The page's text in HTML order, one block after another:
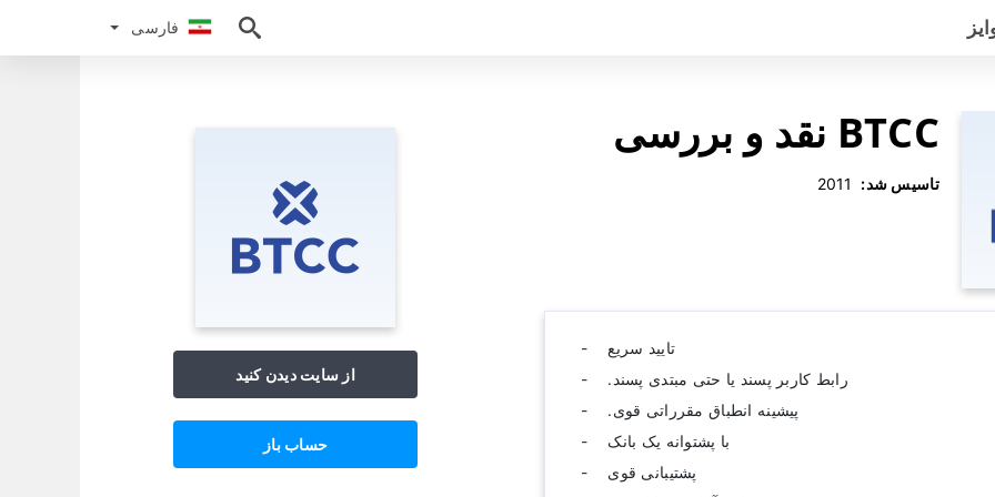
فارسی
BTCC نقد و بررسی
تاسیس شد:
تایید سریع
رابط کاربر پسند یا حتی مبتدی پسند.
پیشینه انطباق مقرراتی قوی.
با پشتوانه یک بانک
پشتیبانی قوی
از سایت دیدن کنید
حساب باز